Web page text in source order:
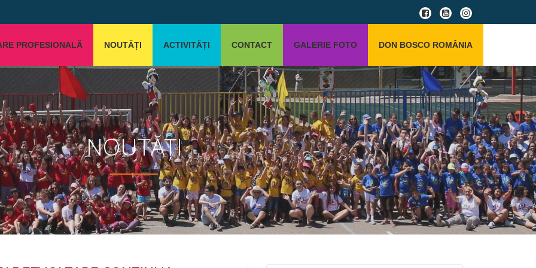
fa-
square
fa-
square
fa-
PROFESIONALĂ NOUTĂȚI ACTIVITĂȚI CONTACT GALERIE FOTO DON BOSCO ROMÂNIA
NOUTĂȚI